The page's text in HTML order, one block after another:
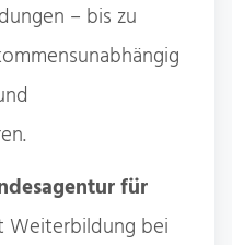
– bis zu
für
Weiterbildung bei